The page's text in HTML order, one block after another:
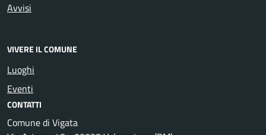
Avvisi
VIVERE IL COMUNE
Luoghi
Eventi
CONTATTI
Comune di Vigata